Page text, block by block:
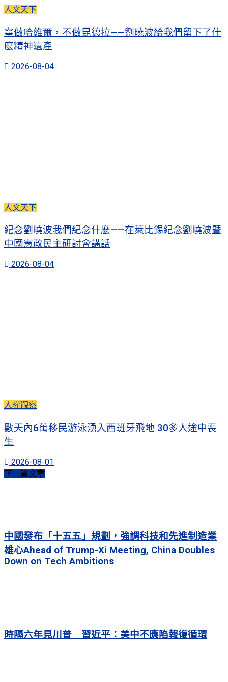
人文天下
寧做哈維爾，不做昆德拉——劉曉波給我們留下了什
麼精神遺產
2026-08-04
人文天下
紀念劉曉波我們紀念什麽——在萊比錫紀念劉曉波暨
中國憲政民主研討會講話
2026-08-04
人權觀察
數天內6萬移民游泳湧入西班牙飛地 30多人途中喪
生
2026-08-01
下一篇文章
中國發布「十五五」規劃，強調科技和先進制造業
雄心Ahead of Trump-Xi Meeting, China Doubles
Down on Tech Ambitions
時隔六年見川普 習近平：美中不應陷報復循環